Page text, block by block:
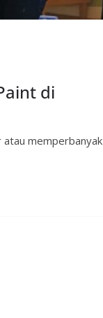
di
atau